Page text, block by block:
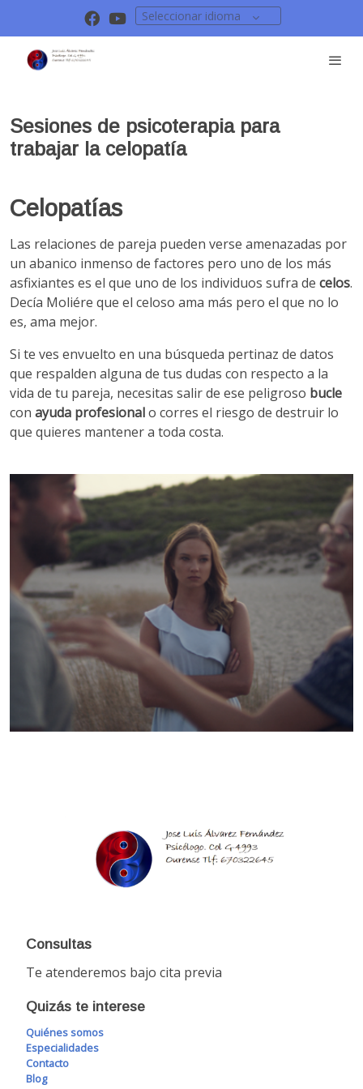
Seleccionar idioma
Sesiones de psicoterapia para
trabajar la celopatía
Celopatías
Las relaciones de pareja pueden verse amenazadas por
un abanico inmenso de factores pero uno de los más
asfixiantes es el que uno de los individuos sufra de celos.
Decía Moliére que el celoso ama más pero el que no lo
es, ama mejor.
Si te ves envuelto en una búsqueda pertinaz de datos
que respalden alguna de tus dudas con respecto a la
vida de tu pareja, necesitas salir de ese peligroso bucle
con ayuda profesionalo corres el riesgo de destruir lo
que quieres mantener a toda costa.
Consultas
Te atenderemos bajo cita previa
Quizás te interese
Quiénes somos
Especialidades
Contacto
Blog